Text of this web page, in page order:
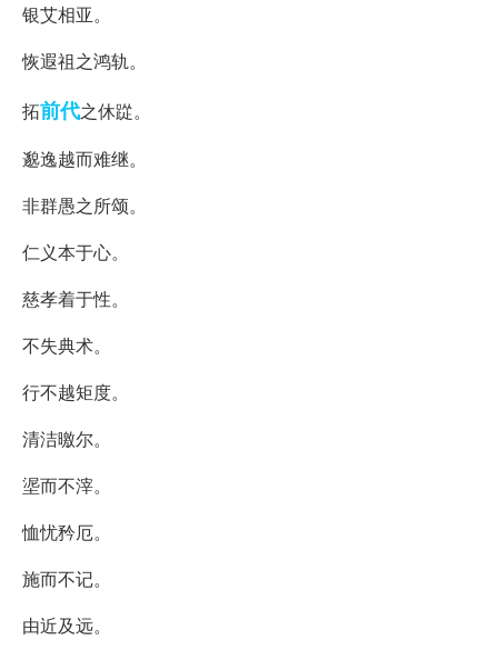
银艾相亚。
恢遐祖之鸿轨。
拓前代之休踨。
邈逸越而难继。
非群愚之所颂。
仁义本于心。
慈孝着于性。
不失典术。
行不越矩度。
清洁曒尔。
埿而不滓。
恤忧矜厄。
施而不记。
由近及远。